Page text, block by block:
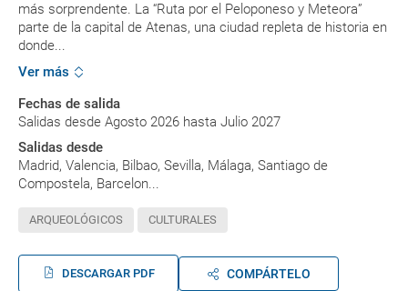
más sorprendente. La “Ruta por el Peloponeso y Meteora”
parte de la capital de Atenas, una ciudad repleta de historia en
donde...
Ver más
Fechas de salida
Salidas desde Agosto 2026 hasta Julio 2027
Salidas desde
Madrid, Valencia, Bilbao, Sevilla, Málaga, Santiago de
Compostela, Barcelon...
ARQUEOLÓGICOS CULTURALES
DESCARGAR PDF COMPÁRTELO